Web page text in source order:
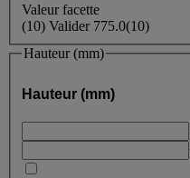
Valeur facette
(10) Valider 775.0(10)
Hauteur (mm)
Hauteur (mm)